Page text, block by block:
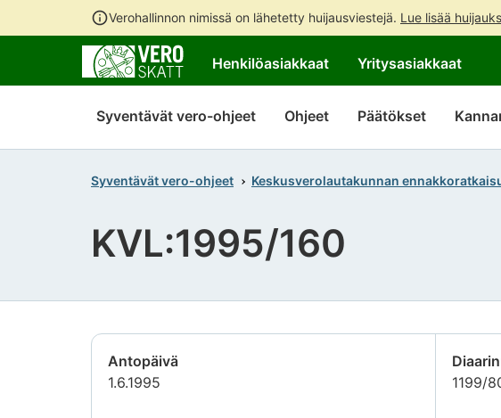
Verohallinnon nimissä on lähetetty huijausviestejä. Lue lisää
Henkilöasiakkaat Yritysasiakkaat
Syventävät vero-ohjeet Ohjeet Päätökset
Syventävät vero-ohjeet Keskusverolautakunnan
KVL:1995/160
Antopäivä
1.6.1995
1199/